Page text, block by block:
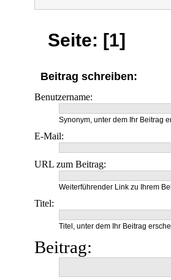
Seite: [1]
Beitrag schreiben:
Benutzername:
Synonym, unter dem Ihr Beitrag
E-Mail:
URL zum Beitrag:
Weiterführender Link zu Ihrem
Titel:
Titel, unter dem Ihr Beitrag
Beitrag: